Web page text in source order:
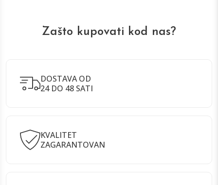
Zašto kupovati kod nas?
DOSTAVA OD
24 DO 48 SATI
KVALITET
ZAGARANTOVAN